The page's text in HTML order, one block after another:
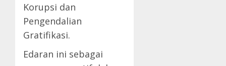
Korupsi dan
Pengendalian
Gratifikasi.
Edaran ini sebagai